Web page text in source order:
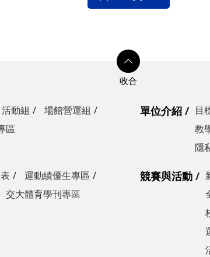
活動組
場館營運組
區
單位介紹 目
教
隱
運動績優生專區
交大體育學刊專區
競賽與活動